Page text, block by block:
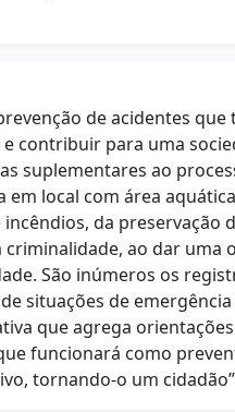
de acidentes
contribuir para uma
suplementares ao
local com área
da
ao dar uma
São inúmeros os
situações de
que agrega
funcionará como
tornando-o um